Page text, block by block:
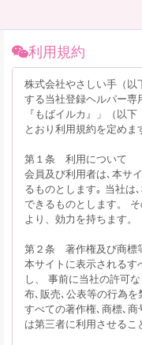
利用規約
株式会社やさしい手（
する当社登録ヘルパー
『もばイルカ』」（以
とおり利用規約を定めま
第１条 利用について
会員及び利用者は､本サ
るものとします｡ 当社は
できるものとします。
より、効力を持ちます。
第２条 著作権及び商標
本サイトに表示されるす
し、 事前に当社の許可
布､販売､公表等の行為
すべての著作権､商標､
は第三者に利用させるこ